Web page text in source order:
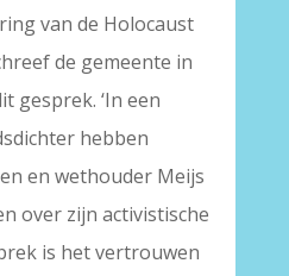
van de Holocaust
de gemeente in
gesprek. ‘In een
hebben
en wethouder Meijs
over zijn activistische
is het vertrouwen